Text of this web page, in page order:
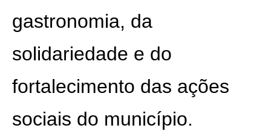
gastronomia, da
solidariedade e do
fortalecimento das ações
sociais do município.